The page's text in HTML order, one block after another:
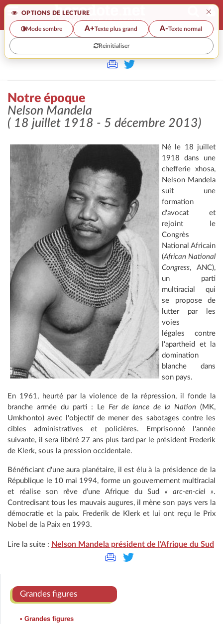
OPTIONS DE LECTURE ×
Mode sombre A+Texte plus grand A-Texte normal
Reinitialiser
>>
Notre époque
Nelson Mandela
( 18 juillet 1918 - 5 décembre 2013)
Né le 18 juillet
1918 dans une
chefferie xhosa,
Nelson Mandela
suit une
formation
d'avocat et
rejoint le
Congrès
National Africain
(African National
Congress, ANC),
un parti
multiracial qui
se propose de
lutter par les
voies
légales contre
l'apartheid et la
domination
blanche dans
son pays.
En 1961, heurté par la violence de la répression, il fonde la
branche armée du parti : Le Fer de lance de la Nation (MK,
Umkhonto) avec l'objectif de mener des sabotages contre les
cibles administratives et policières. Emprisonné l'année
suivante, il sera libéré 27 ans plus tard par le président Frederik
de Klerk, sous la pression occidentale.
Bénéficiant d'une aura planétaire, il est élu à la présidence de la
République le 10 mai 1994, forme un gouvernement multiracial
et réalise son rêve d’une Afrique du Sud « arc-en-ciel ».
Contredisant tous les mauvais augures, il mène son pays vers la
démocratie et la paix. Frederik de Klerk et lui ont reçu le Prix
Nobel de la Paix en 1993.
Lire la suite : Nelson Mandela président de l'Afrique du Sud
Grandes figures
• Grandes figures